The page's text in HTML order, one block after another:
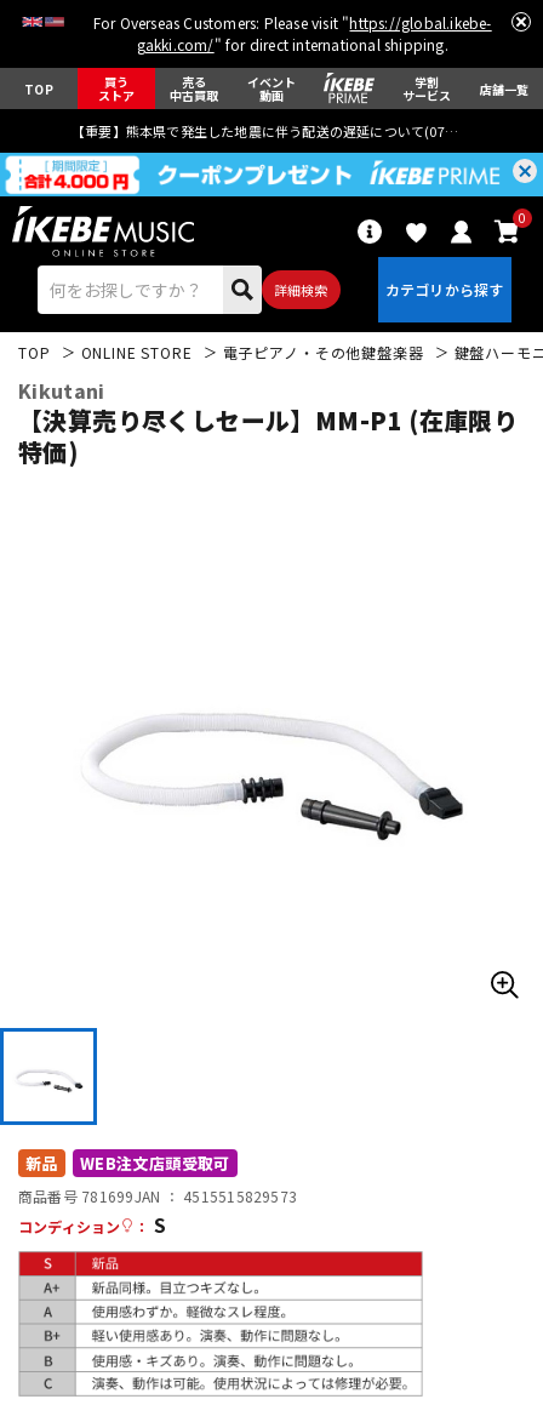
For Overseas Customers: Please visit "https://global.ikebe-
gakki.com/" for direct international shipping.
TOP 買う
ストア
売る
中古買取
イベント
動画
学割
サービス 店舗一覧
【重要】熊本県で発生した地震に伴う配送の遅延について(07月29日
詳細検索
0
キーボード 電子ピアノ
その他楽器
配信/ライブ機器
中古 ヴィンテージ
TOP ONLINE STORE 電子ピアノ・その他鍵盤楽器 鍵盤ハーモ
Kikutani
【決算売り尽くしセール】MM-P1 (在庫限り
特価)
新品 WEB注文店頭受取可
商品番号 781699JAN ： 4515515829573
コンディション
： S